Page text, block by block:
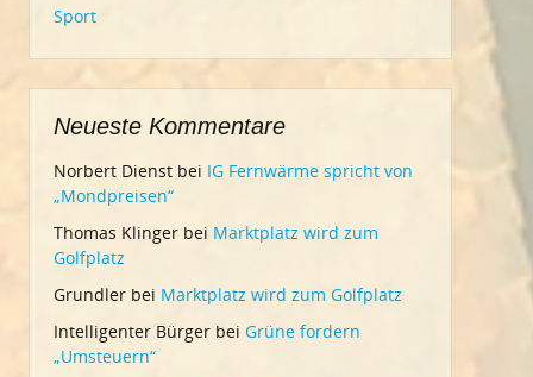
Sport
Neueste Kommentare
Norbert Dienst bei IG Fernwärme spricht von
„Mondpreisen“
Thomas Klinger bei Marktplatz wird zum
Golfplatz
Grundler bei Marktplatz wird zum Golfplatz
Intelligenter Bürger bei Grüne fordern
„Umsteuern“